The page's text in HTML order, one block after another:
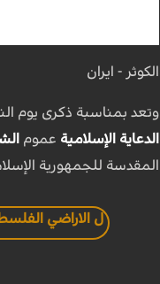
الكوثر - ايران
وتعد بمناسبة ذكرى يوم
الدعاية الإسلامية عموم
المقدسة للجمهورية
ل الاراضي